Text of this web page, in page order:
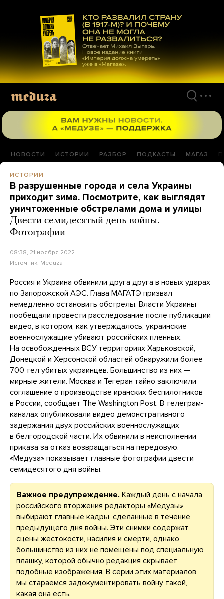
материалам
НОВОСТИ ИСТОРИИ РАЗБОР ПОДКАСТЫ МАГАЗ
ИСТОРИИ
В разрушенные города и села Украины
приходит зима. Посмотрите, как выглядят
уничтоженные обстрелами дома и улицы
Двести семидесятый день войны.
Фотографии
08:38, 21 ноября 2022
Источник: Meduza
Россия и Украина обвинили друга друга в новых ударах
по Запорожской АЭС. Глава МАГАТЭ призвал
немедленно остановить обстрелы. Власти Украины
пообещали провести расследование после публикации
видео, в котором, как утверждалось, украинские
военнослужащие убивают российских пленных.
На освобожденных ВСУ территориях Харьковской,
Донецкой и Херсонской областей обнаружили более
700 тел убитых украинцев. Большинство из них —
мирные жители. Москва и Тегеран тайно заключили
соглашение о производстве иранских беспилотников
в России, сообщает The Washington Post. В телеграм-
каналах опубликовали видео демонстративного
задержания двух российских военнослужащих
в белгородской части. Их обвинили в неисполнении
приказа за отказ возвращаться на передовую.
«Медуза» показывает главные фотографии двести
семидесятого дня войны.
Важное предупреждение. Каждый день с начала
российского вторжения редакторы «Медузы»
выбирают главные кадры, сделанные в течение
предыдущего дня войны. Эти снимки содержат
сцены жестокости, насилия и смерти, однако
большинство из них не помещены под специальную
плашку, которой обычно редакция скрывает
подобные изображения. В серии этих материалов
мы стараемся задокументировать войну такой,
какая она есть.